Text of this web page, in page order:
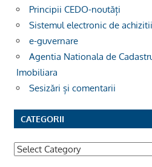
Principii CEDO-noutăți
Sistemul electronic de
e-guvernare
Agentia Nationala de
Imobiliara
Sesizări și comentarii
CATEGORII
Categorii